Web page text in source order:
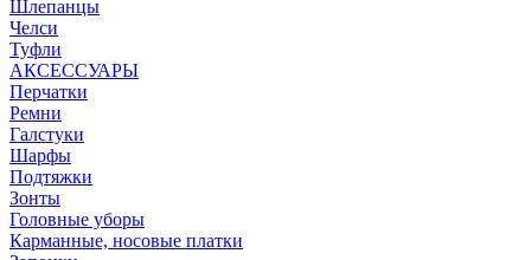
Шлепанцы
Челси
Туфли
АКСЕССУАРЫ
Перчатки
Ремни
Галстуки
Шарфы
Подтяжки
Зонты
Головные уборы
Карманные, носовые платки